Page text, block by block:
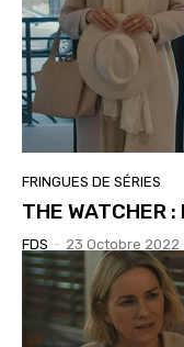
FRINGUES DE SÉRIES
THE WATCHER
FDS - 23 Octobre 2022